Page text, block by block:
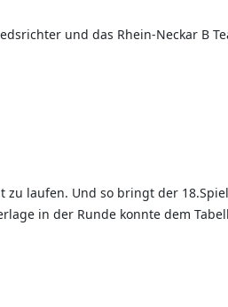
und das Rhein-Neckar B
laufen. Und so bringt der
in der Runde konnte dem